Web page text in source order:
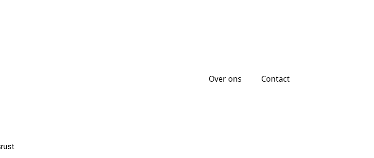
Over ons Contact
u lenen voor uw droomhuis?